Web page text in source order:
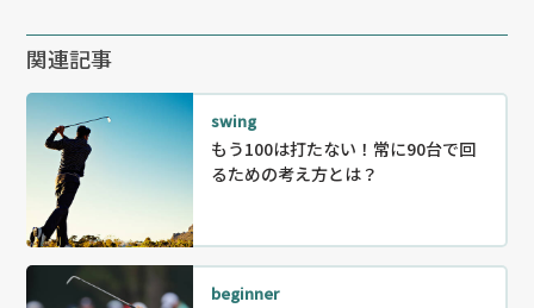
関連記事
swing
もう100は打たない！常に90台で回
るための考え方とは？
beginner